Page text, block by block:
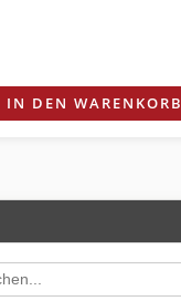
IN DEN WARENKORB